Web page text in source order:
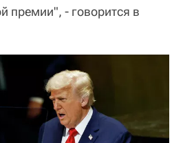
премии", - говорится в